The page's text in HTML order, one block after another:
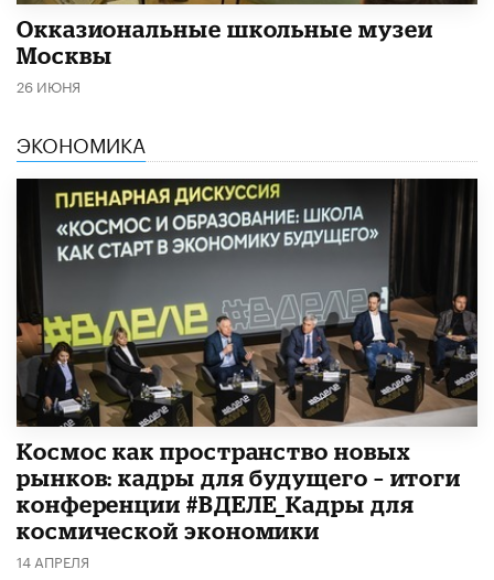
​Окказиональные школьные музеи
Москвы
26 ИЮНЯ
ЭКОНОМИКА
Космос как пространство новых
рынков: кадры для будущего – итоги
конференции #ВДЕЛЕ_Кадры для
космической экономики
14 АПРЕЛЯ